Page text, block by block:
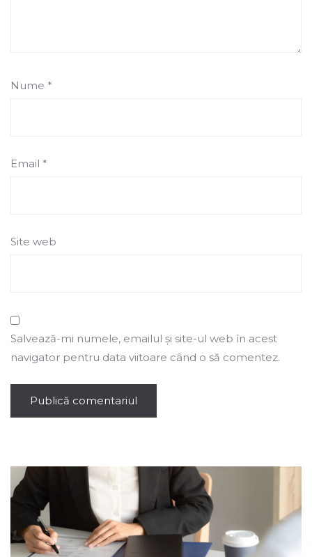
Nume *
Email *
Site web
Salvează-mi numele, emailul și site-ul web în acest
navigator pentru data viitoare când o să comentez.